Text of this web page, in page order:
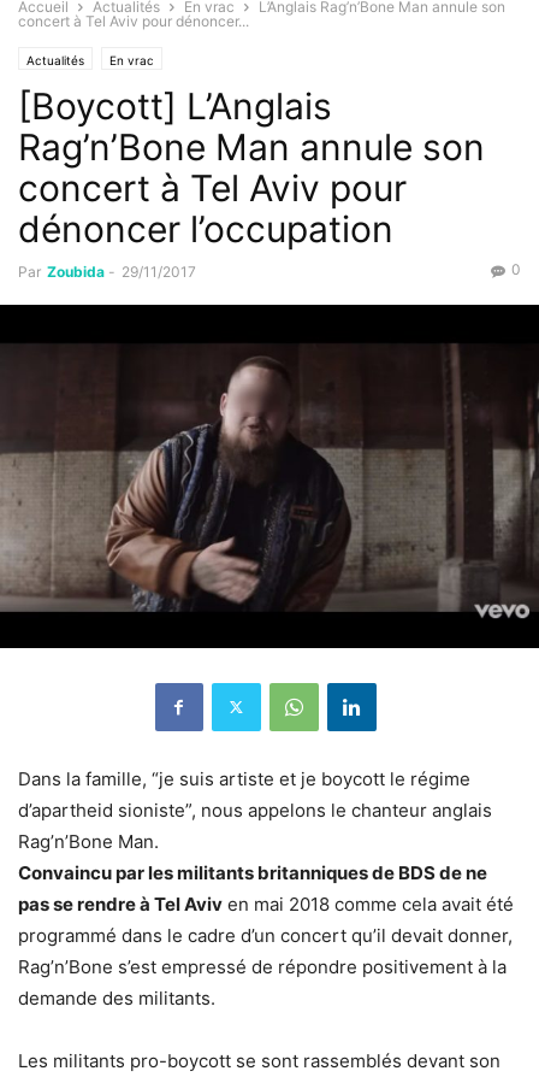
Accueil Actualités En vrac
L’Anglais Rag’n’Bone Man annule son
concert à Tel Aviv pour dénoncer...
Actualités En vrac
[Boycott] L’Anglais
Rag’n’Bone Man annule son
concert à Tel Aviv pour
dénoncer l’occupation
Par Zoubida - 29/11/2017 0
Dans la famille, “je suis artiste et je boycott le régime
d’apartheid sioniste”, nous appelons le chanteur anglais
Rag’n’Bone Man.
Convaincu par les militants britanniques de BDS de ne
pas se rendre à Tel Aviv en mai 2018 comme cela avait été
programmé dans le cadre d’un concert qu’il devait donner,
Rag’n’Bone s’est empressé de répondre positivement à la
demande des militants.
Les militants pro-boycott se sont rassemblés devant son